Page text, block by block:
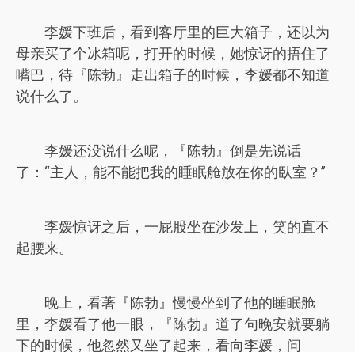
李媛下班后，看到客厅里的巨大箱子，还以为
母亲买了个冰箱呢，打开的时候，她惊讶的捂住了
嘴巴，待『陈勃』走出箱子的时候，李媛都不知道
说什么了。
李媛还没说什么呢，『陈勃』倒是先说话
了：“主人，能不能把我的睡眠舱放在你的臥室？”
李媛惊讶之后，一屁股坐在沙发上，笑的直不
起腰来。
晚上，看著『陈勃』慢慢坐到了他的睡眠舱
里，李媛看了他一眼，『陈勃』道了句晚安就要躺
下的时候，他忽然又坐了起来，看向李媛，问